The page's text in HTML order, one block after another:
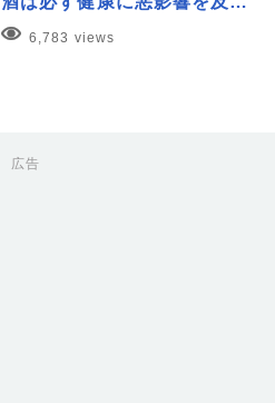
6,783 views
広告